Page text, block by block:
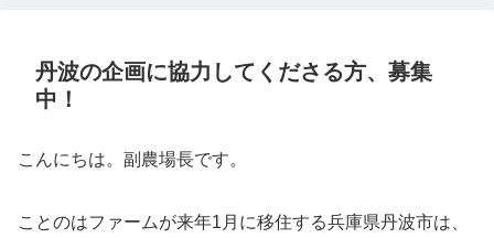
丹波の企画に協力してくださる方、募集
中！
こんにちは。副農場長です。
ことのはファームが来年1月に移住する兵庫県丹波市は、